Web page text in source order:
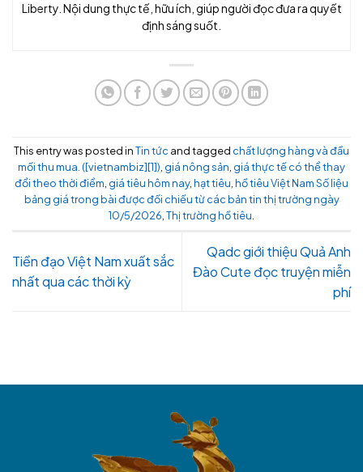
Liberty. Nội dung thực tế, hữu ích, giúp người đọc đưa ra quyết
định sáng suốt.
This entry was posted inTin tức and tagged chất lượng hàng và đầu
mối thu mua. ([vietnambiz][1]) giá nông sản giá thực tế có thể thay
đổi theo thời điểm giá tiêu hôm nay, hạt tiêu hồ tiêu Việt Nam Số liệu
bảng giá trong bài được đối chiếu từ các bản tin thị trường ngày
10/5/2026 Thị trường hồ tiêu
Tiền đạo Việt Nam xuất sắc
nhất qua các thời kỳ
Qadc giới thiệu Quả Anh
Đào Cute đọc truyện miễn
phí